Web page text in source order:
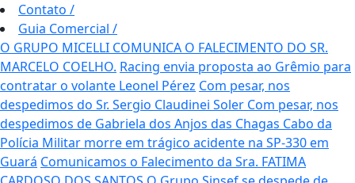
Contato /
Guia Comercial /
O GRUPO MICELLI COMUNICA O FALECIMENTO DO SR.
MARCELO COELHO. Racing envia proposta ao Grêmio para
contratar o volante Leonel Pérez Com pesar, nos
despedimos do Sr. Sergio Claudinei Soler Com pesar, nos
despedimos de Gabriela dos Anjos das Chagas Cabo da
Polícia Militar morre em trágico acidente na SP-330 em
Guará Comunicamos o Falecimento da Sra. FATIMA